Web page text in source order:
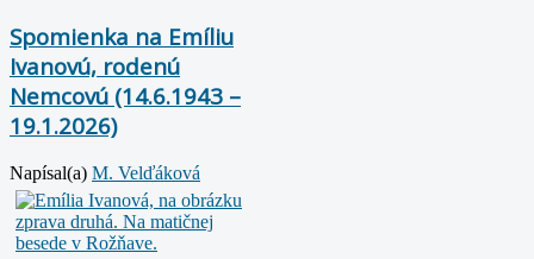
Spomienka na Emíliu
Ivanovú, rodenú
Nemcovú (14.6.1943 –
19.1.2026)
Napísal(a) M. Velďáková